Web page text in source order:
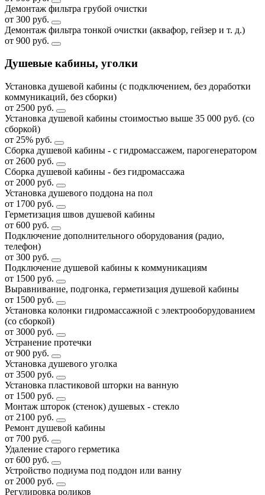
Демонтаж фильтра грубой очистки
от 300 руб.
Демонтаж фильтра тонкой очистки (аквафор, гейзер и т. д.)
от 900 руб.
Душевые кабины, уголки
Установка душевой кабины (с подключением, без доработки
коммуникаций, без сборки)
от 2500 руб.
Установка душевой кабины стоимостью выше 35 000 руб. (со
сборкой)
от 25% руб.
Сборка душевой кабины - с гидромассажем, парогенератором
от 2600 руб.
Сборка душевой кабины - без гидромассажа
от 2000 руб.
Установка душевого поддона на пол
от 1700 руб.
Герметизация швов душевой кабины
от 600 руб.
Подключение дополнительного оборудования (радио,
телефон)
от 300 руб.
Подключение душевой кабины к коммуникациям
от 1500 руб.
Выравнивание, подгонка, герметизация душевой кабины
от 1500 руб.
Установка колонки гидромассажной с электрооборудованием
(со сборкой)
от 3000 руб.
Устранение протечки
от 900 руб.
Установка душевого уголка
от 3500 руб.
Установка пластиковой шторки на ванную
от 1500 руб.
Монтаж шторок (стенок) душевых - стекло
от 2100 руб.
Ремонт душевой кабины
от 700 руб.
Удаление старого герметика
от 600 руб.
Устройство подиума под поддон или ванну
от 2000 руб.
Регулировка роликов